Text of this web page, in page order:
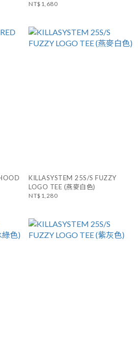
NT$1,680
KILLASYSTEM 25S/S FUZZY
LOGO TEE (燕麥白色)
NT$1,280